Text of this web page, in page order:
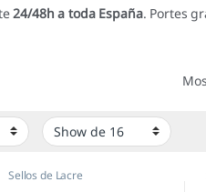
24/48h a toda España. Portes
Sellos de Lacre